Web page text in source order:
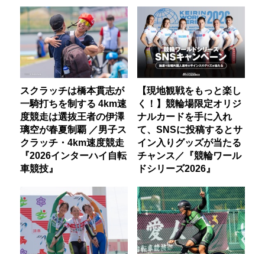
スクラッチは橋本貫志が
一騎打ちを制する 4km速
度競走は選抜王者の伊澤
璃空が春夏制覇 ／男子ス
クラッチ・4km速度競走
『2026インターハイ自転
車競技』
【現地観戦をもっと楽し
く！】競輪場限定オリジ
ナルカードを手に入れ
て、SNSに投稿するとサ
イン入りグッズが当たる
チャンス／『競輪ワール
ドシリーズ2026』